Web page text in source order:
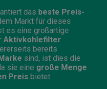
das beste Preis-
Markt für dieses
es eine großartige
Aktivkohlefilter
bereits
sind, ist dies die
sie eine große Menge
Preis bietet.